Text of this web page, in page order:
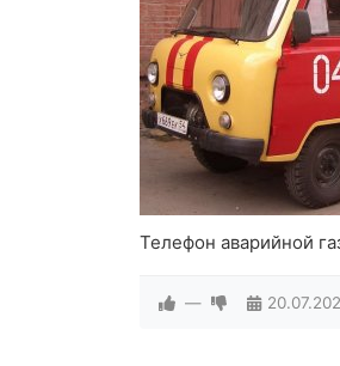
Телефон аварийной
—